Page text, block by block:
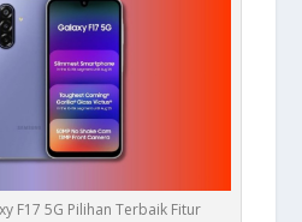
F17 5G Pilihan Terbaik Fitur